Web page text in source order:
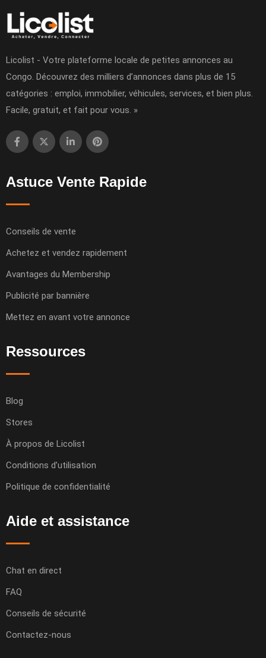
Licolist - Votre plateforme locale de petites annonces au
Congo. Découvrez des milliers d’annonces dans plus de 15
catégories : emploi, immobilier, véhicules, services, et bien plus.
Facile, gratuit, et fait pour vous. »
Astuce Vente Rapide
Conseils de vente
Achetez et vendez rapidement
Avantages du Membership
Publicité par bannière
Mettez en avant votre annonce
Ressources
Blog
Stores
À propos de Licolist
Conditions d’utilisation
Politique de confidentialité
Aide et assistance
Chat en direct
FAQ
Conseils de sécurité
Contactez-nous